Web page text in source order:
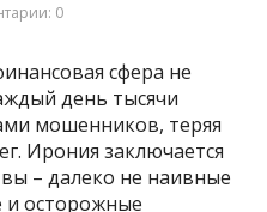
0
сфера не
день тысячи
мошенников, теряя
Ирония заключается
– далеко не наивные
и осторожные